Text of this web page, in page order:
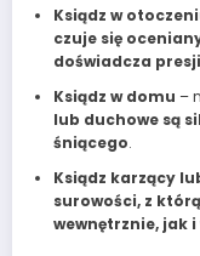
Ksiądz w
czuje się
doświadcza
Ksiądz w domu –
lub duchowe są
śniącego.
Ksiądz karzący
surowości, z
wewnętrznie, jak